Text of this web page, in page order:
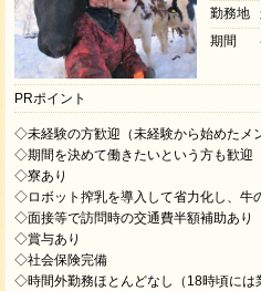
勤務地
期間
PRポイント
◇未経験の方歓迎（未経験から始めたメ
◇期間を決めて働きたいという方も歓迎
◇寮あり
◇ロボット搾乳を導入して省力化し、牛
◇面接等で訪問時の交通費半額補助あり
◇賞与あり
◇社会保険完備
◇時間外勤務ほとんどなし（18時頃には